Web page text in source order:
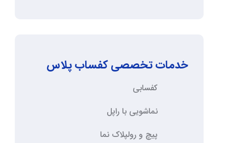
خدمات تخصصی کفساب پلاس
کفسابی
نماشویی با راپل
پیچ و رولپلاک نما